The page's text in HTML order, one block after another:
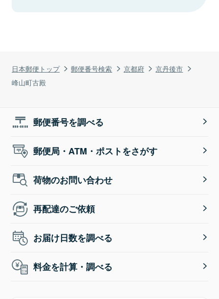
日本郵便トップ 郵便番号検索 京都府
京丹後市
峰山町古殿
郵便番号を調べる
郵便局・ATM・ポストをさがす
荷物のお問い合わせ
再配達のご依頼
お届け日数を調べる
料金を計算・調べる